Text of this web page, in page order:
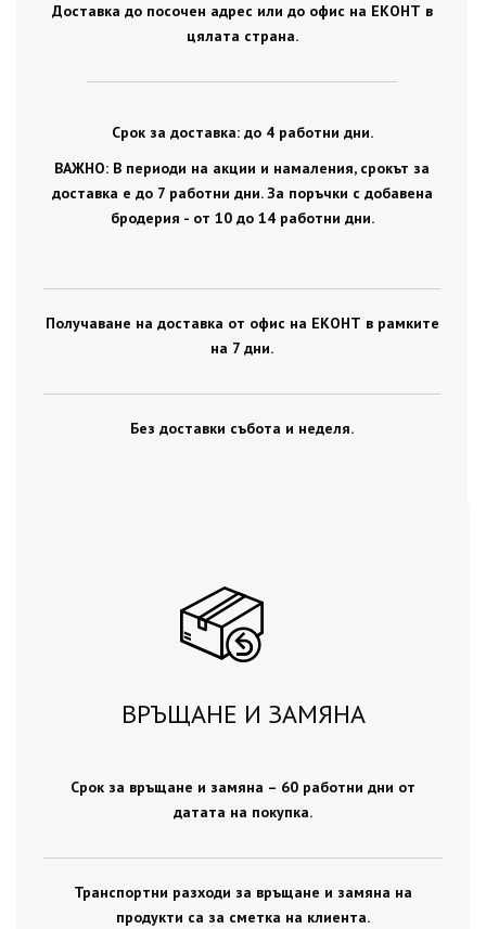
Доставка до посочен адрес или до офис на ЕКОНТ в
цялата страна.
Срок за доставка: до 4 работни дни.
ВАЖНО: В периоди на акции и намаления, срокът за
доставка е до 7 работни дни. За поръчки с добавена
бродерия - от 10 до 14 работни дни.
Получаване на доставка от офис на ЕКОНТ в рамките
на 7 дни.
Без доставки събота и неделя.
ВРЪЩАНЕ И ЗАМЯНА
Срок за връщане и замяна – 60 работни дни от
датата на покупка.
Транспортни разходи за връщане и замяна на
продукти са за сметка на клиента.